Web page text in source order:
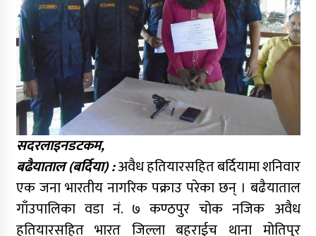
सदरलाइनडटकम,
बढैयाताल (बर्दिया) :अवैध हतियारसहित बर्दियामा शनिवार
एक जना भारतीय नागरिक पक्राउ परेका छन् । बढैयाताल
गाँउपालिका वडा नं. ७ कण्ठपुर चोक नजिक अवैध
हतियारसहित भारत जिल्ला बहराईच थाना मोतिपुर